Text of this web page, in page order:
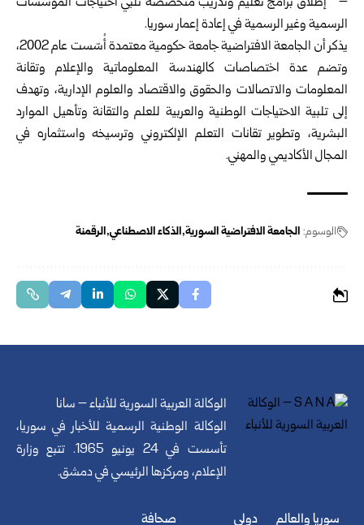
الرسمية وغير الرسمية في إعادة إعمار سوريا.
يذكر أن الجامعة الافتراضية جامعة حكومية معتمدة أُسّست عام 2002،
‏وتضم عدة اختصاصات كالهندسة المعلوماتية والإعلام وتقانة
المعلومات ‏والاتصالات والحقوق والاقتصاد والعلوم الإدارية، وتهدف
إلى تلبية الاحتياجات الوطنية والعربية للعلم والتقانة وتأهيل الموارد
البشرية، وتطوير تقانات التعلم الإلكتروني وترسيخه واستثماره في
المجال الأكاديمي والمهني.
الوسوم: الجامعة الافتراضية السورية الذكاء الاصطناعي الرقمنة
الوكالة العربية السورية للأنباء – سانا
الوكالة الوطنية الرسمية للأخبار في سوريا،
تأسست في 24 يونيو 1965. تتبع وزارة
الإعلام، ومركزها الرئيسي في دمشق.
سوريا والعالم دولي صحافة